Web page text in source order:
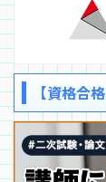
【資格合